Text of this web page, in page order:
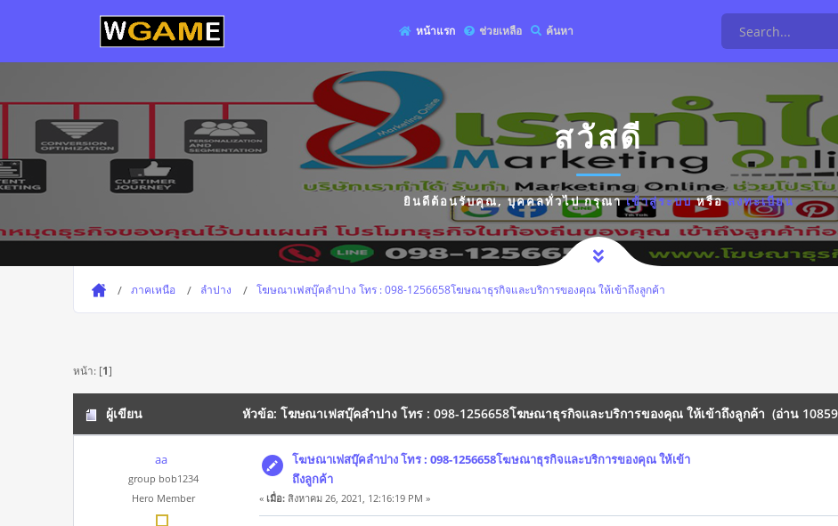
หน้าแรก ช่วยเหลือ ค้นหา
สวัสดี
ยินดีต้อนรับคุณ,บุคคลทั่วไปกรุณาเข้าสู่ระบบหรือลงทะเบียน
ภาคเหนือ ลำปาง โฆษณาเฟสบุ๊คลำปาง โทร : 098-1256658โฆษณาธุรกิจและบริการของคุณ ให้เข้าถึงลูกค้า
หน้า: [1]
ผู้เขียน หัวข้อ: โฆษณาเฟสบุ๊คลำปาง โทร : 098-1256658โฆษณาธุรกิจและบริการของคุณ ให้เข้าถึงลูกค้า (อ่าน
aa
group bob1234
Hero Member
โฆษณาเฟสบุ๊คลำปาง โทร : 098-1256658โฆษณาธุรกิจและบริการของคุณ ให้เข้า
ถึงลูกค้า
« เมื่อ: สิงหาคม 26, 2021, 12:16:19 PM »